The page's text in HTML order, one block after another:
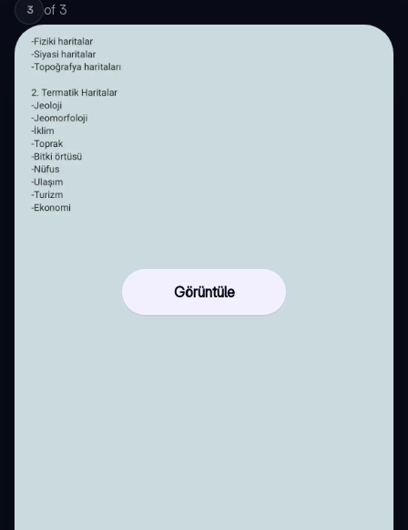
3 of 3
Görüntüle